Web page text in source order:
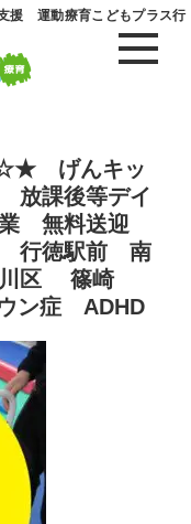
援 運動療育こどもプラス行
☆★ げんキッ
課後等デイ
業 無料送迎
行徳駅前 南
川区 篠崎
症 ADHD